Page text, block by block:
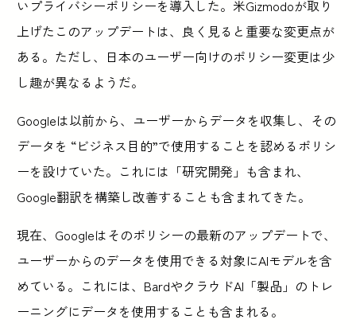
いプライバシーポリシーを導入した。米Gizmodoが取り
上げたこのアップデートは、良く見ると重要な変更点が
ある。ただし、日本のユーザー向けのポリシー変更は少
し趣が異なるようだ。
Googleは以前から、ユーザーからデータを収集し、その
データを “ビジネス目的”で使用することを認めるポリシ
ーを設けていた。これには「研究開発」も含まれ、
Google翻訳を構築し改善することも含まれてきた。
現在、Googleはそのポリシーの最新のアップデートで、
ユーザーからのデータを使用できる対象にAIモデルを含
めている。これには、BardやクラウドAI「製品」のトレ
ーニングにデータを使用することも含まれる。